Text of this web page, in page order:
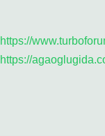
https://
https://